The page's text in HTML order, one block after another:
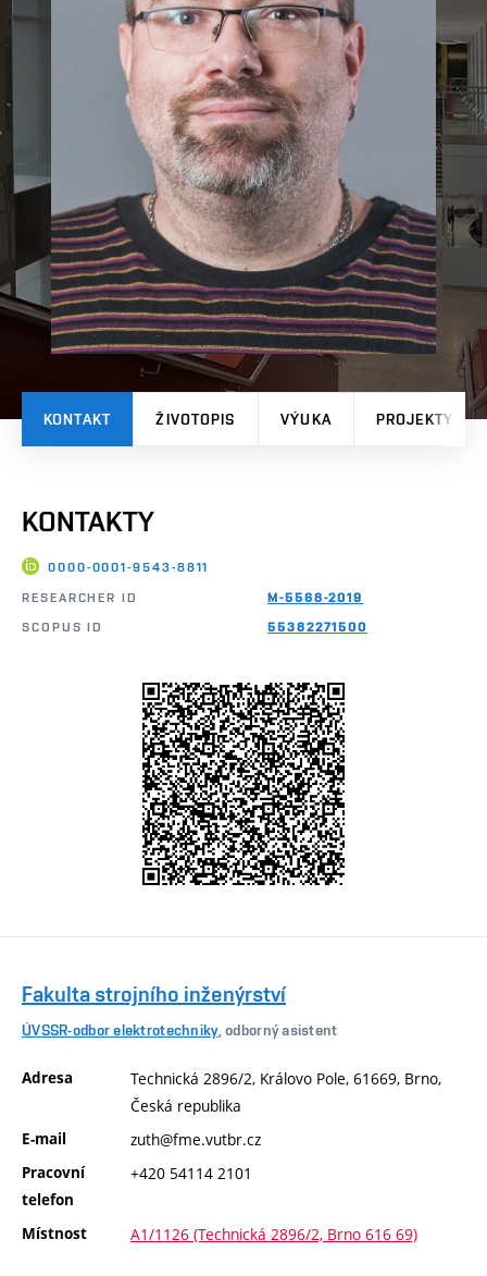
KONTAKT ŽIVOTOPIS VÝUKA PROJEKTY
KONTAKTY
0000-0001-9543-8811
RESEARCHER ID
M-5568-2019
SCOPUS ID
55382271500
Fakulta strojního inženýrství
ÚVSSR-odbor elektrotechniky, odborný asistent
Adresa
Technická 2896/2, Královo Pole, 61669, Brno,
Česká republika
E-mail zuth@fme.vutbr.cz
Pracovní
telefon
+420 54114 2101
Místnost A1/1126 (Technická 2896/2, Brno 616 69)